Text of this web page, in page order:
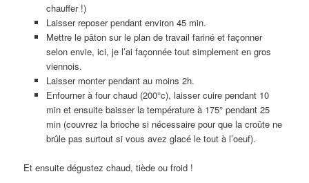
chauffer !)
Laisser reposer pendant environ 45 min.
Mettre le pâton sur le plan de travail fariné et façonner
selon envie, ici, je l’ai façonnée tout simplement en gros
viennois.
Laisser monter pendant au moins 2h.
Enfourner à four chaud (200°c), laisser cuire pendant 10
min et ensuite baisser la température à 175° pendant 25
min (couvrez la brioche si nécessaire pour que la croûte ne
brûle pas surtout si vous avez glacé le tout à l’oeuf).
Et ensuite dégustez chaud, tiède ou froid !